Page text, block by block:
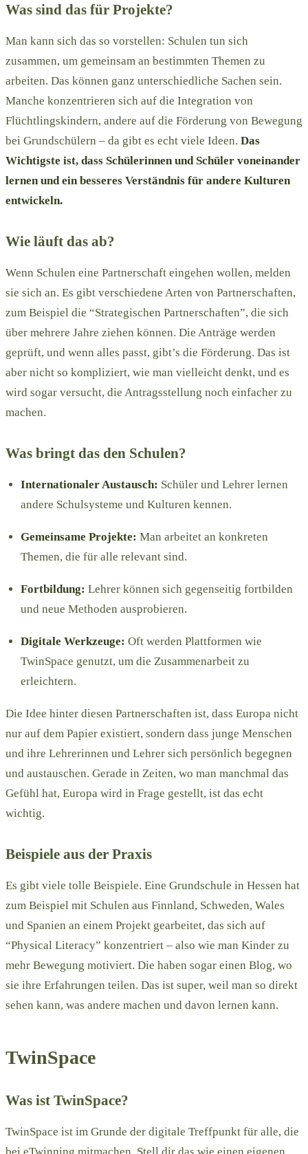
Was sind das für Projekte?
Man kann sich das so vorstellen: Schulen tun sich
zusammen, um gemeinsam an bestimmten Themen zu
arbeiten. Das können ganz unterschiedliche Sachen sein.
Manche konzentrieren sich auf die Integration von
Flüchtlingskindern, andere auf die Förderung von Bewegung
bei Grundschülern – da gibt es echt viele Ideen. Das
Wichtigste ist, dass Schülerinnen und Schüler voneinander
lernen und ein besseres Verständnis für andere Kulturen
entwickeln.
Wie läuft das ab?
Wenn Schulen eine Partnerschaft eingehen wollen, melden
sie sich an. Es gibt verschiedene Arten von Partnerschaften,
zum Beispiel die “Strategischen Partnerschaften”, die sich
über mehrere Jahre ziehen können. Die Anträge werden
geprüft, und wenn alles passt, gibt’s die Förderung. Das ist
aber nicht so kompliziert, wie man vielleicht denkt, und es
wird sogar versucht, die Antragsstellung noch einfacher zu
machen.
Was bringt das den Schulen?
Internationaler Austausch: Schüler und Lehrer lernen
andere Schulsysteme und Kulturen kennen.
Gemeinsame Projekte: Man arbeitet an konkreten
Themen, die für alle relevant sind.
Fortbildung: Lehrer können sich gegenseitig fortbilden
und neue Methoden ausprobieren.
Digitale Werkzeuge: Oft werden Plattformen wie
TwinSpace genutzt, um die Zusammenarbeit zu
erleichtern.
Die Idee hinter diesen Partnerschaften ist, dass Europa nicht
nur auf dem Papier existiert, sondern dass junge Menschen
und ihre Lehrerinnen und Lehrer sich persönlich begegnen
und austauschen. Gerade in Zeiten, wo man manchmal das
Gefühl hat, Europa wird in Frage gestellt, ist das echt
wichtig.
Beispiele aus der Praxis
Es gibt viele tolle Beispiele. Eine Grundschule in Hessen hat
zum Beispiel mit Schulen aus Finnland, Schweden, Wales
und Spanien an einem Projekt gearbeitet, das sich auf
“Physical Literacy” konzentriert – also wie man Kinder zu
mehr Bewegung motiviert. Die haben sogar einen Blog, wo
sie ihre Erfahrungen teilen. Das ist super, weil man so direkt
sehen kann, was andere machen und davon lernen kann.
TwinSpace
Was ist TwinSpace?
TwinSpace ist im Grunde der digitale Treffpunkt für alle, die